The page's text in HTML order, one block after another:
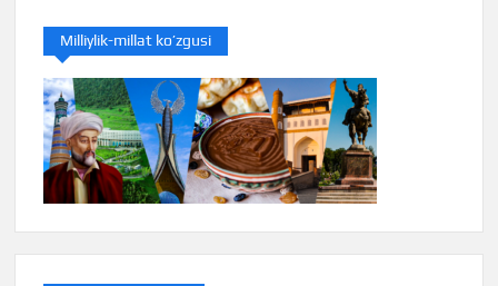
Milliylik-millat ko’zgusi